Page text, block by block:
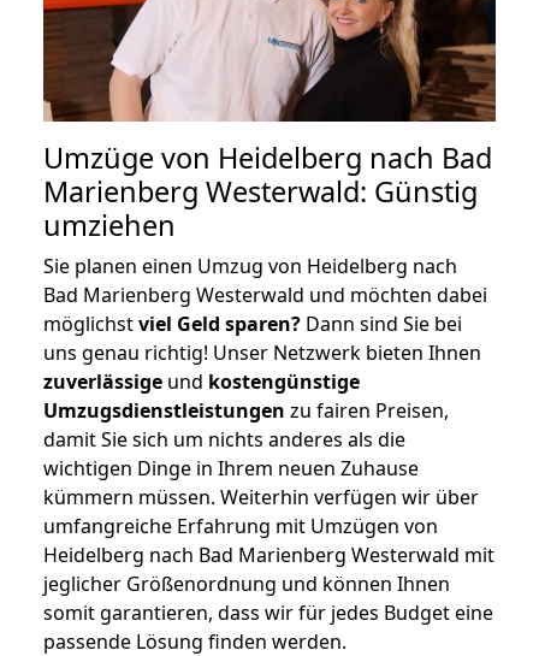
Umzüge von Heidelberg nach Bad
Marienberg Westerwald: Günstig
umziehen
Sie planen einen Umzug von Heidelberg nach
Bad Marienberg Westerwald und möchten dabei
möglichstviel Geld sparen? Dann sind Sie bei
uns genau richtig! Unser Netzwerk bieten Ihnen
zuverlässige und kostengünstige
Umzugsdienstleistungen zu fairen Preisen,
damit Sie sich um nichts anderes als die
wichtigen Dinge in Ihrem neuen Zuhause
kümmern müssen. Weiterhin verfügen wir über
umfangreiche Erfahrung mit Umzügen von
Heidelberg nach Bad Marienberg Westerwald mit
jeglicher Größenordnung und können Ihnen
somit garantieren, dass wir für jedes Budget eine
passende Lösung finden werden.